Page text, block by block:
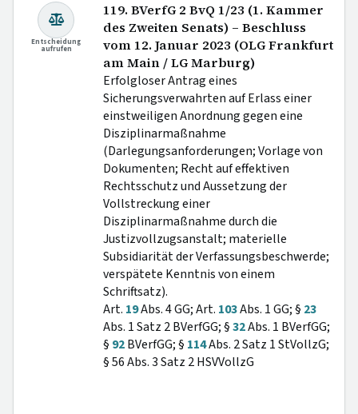
Entscheidung
aufrufen
119. BVerfG 2 BvQ 1/23 (1. Kammer
des Zweiten Senats) – Beschluss
vom 12. Januar 2023 (OLG Frankfurt
am Main / LG Marburg)
Erfolgloser Antrag eines
Sicherungsverwahrten auf Erlass einer
einstweiligen Anordnung gegen eine
Disziplinarmaßnahme
(Darlegungsanforderungen; Vorlage von
Dokumenten; Recht auf effektiven
Rechtsschutz und Aussetzung der
Vollstreckung einer
Disziplinarmaßnahme durch die
Justizvollzugsanstalt; materielle
Subsidiarität der Verfassungsbeschwerde;
verspätete Kenntnis von einem
Schriftsatz).
Art. 19Abs. 4 GG; Art. 103Abs. 1 GG; § 23
Abs. 1 Satz 2 BVerfGG; §32Abs. 1 BVerfGG;
§ 92BVerfGG; § 114Abs. 2 Satz 1 StVollzG;
§ 56 Abs. 3 Satz 2 HSVVollzG